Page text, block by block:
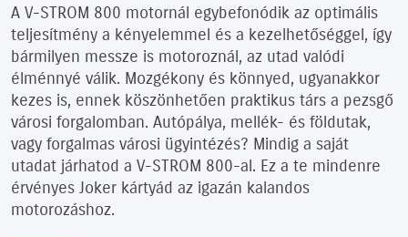
A V-STROM 800 motornál egybefonódik az optimális
teljesítmény a kényelemmel és a kezelhetőséggel, így
bármilyen messze is motoroznál, az utad valódi
élménnyé válik. Mozgékony és könnyed, ugyanakkor
kezes is, ennek köszönhetően praktikus társ a pezsgő
városi forgalomban. Autópálya, mellék- és földutak,
vagy forgalmas városi ügyintézés? Mindig a saját
utadat járhatod a V-STROM 800-al. Ez a te mindenre
érvényes Joker kártyád az igazán kalandos
motorozáshoz.